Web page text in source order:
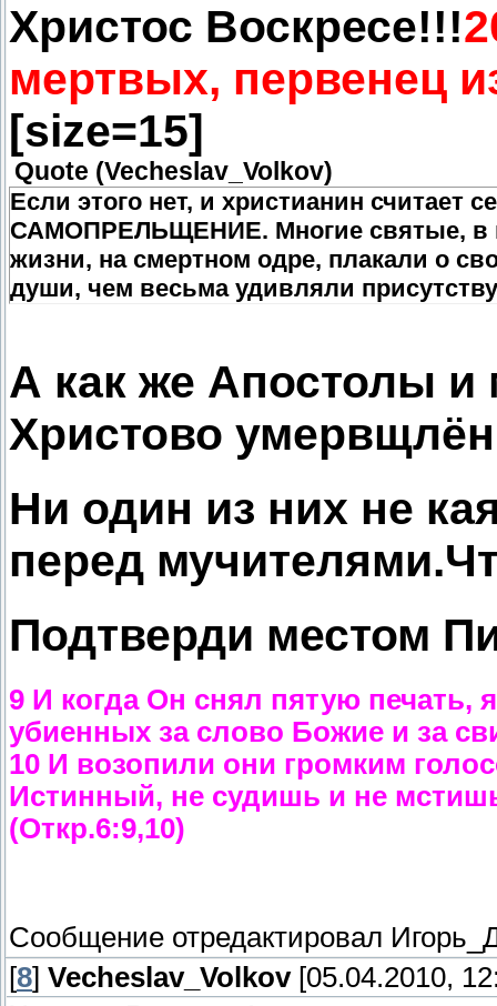
Христос Воскресе!!!
мертвых, первенец
[size=15]
Quote (Vecheslav_Volkov)
Если этого нет, и христианин считает
САМОПРЕЛЬЩЕНИЕ. Многие святые, в
жизни, на смертном одре, плакали о
души, чем весьма удивляли
А как же Апостолы и
Христово
Ни один из них не
перед
Подтверди местом
9 И когда Он снял пятую
убиенных за слово Божие и за
10 И возопили они громким
Истинный, не судишь и не
(Откр.6:9,10)
Сообщение отредактировал
[8] Vecheslav_Volkov[05.04.2010,